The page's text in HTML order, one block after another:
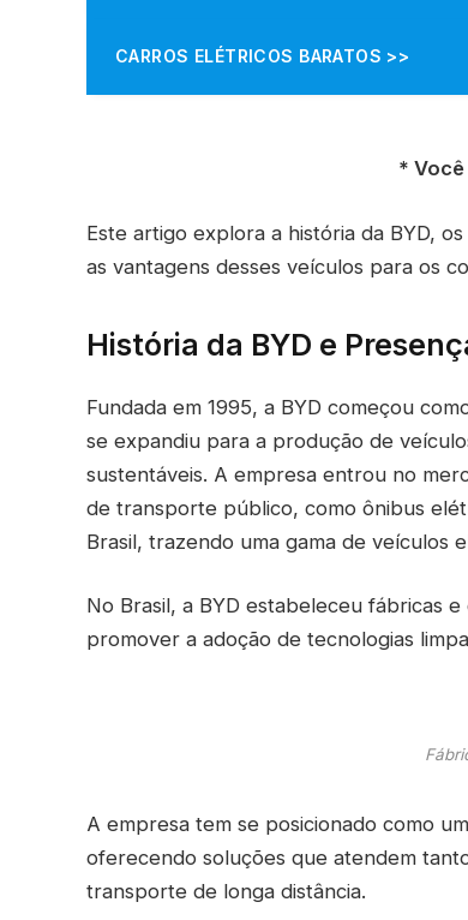
CARROS ELÉTRICOS BARATOS >>
* Você
Este artigo explora a história da BYD,
as vantagens desses veículos para os
História da BYD e
Fundada em 1995, a BYD começou
se expandiu para a produção de
sustentáveis. A empresa entrou no
de transporte público, como ônibus
Brasil, trazendo uma gama de veículos
No Brasil, a BYD estabeleceu fábricas
promover a adoção de tecnologias
A empresa tem se posicionado como
oferecendo soluções que atendem
transporte de longa distância.